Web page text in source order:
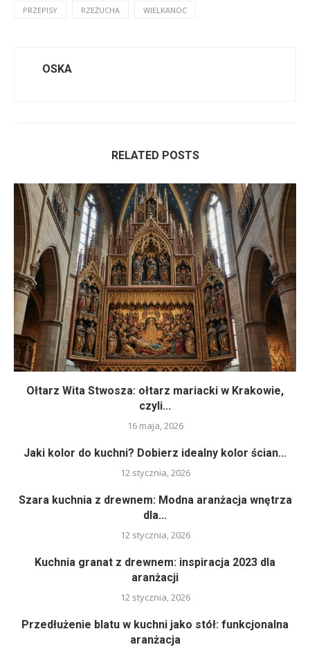
PRZEPISY RZEŻUCHA WIELKANOC
OSKA
RELATED POSTS
Ołtarz Wita Stwosza: ołtarz mariacki w Krakowie,
czyli...
16 maja, 2026
Jaki kolor do kuchni? Dobierz idealny kolor ścian...
12 stycznia, 2026
Szara kuchnia z drewnem: Modna aranżacja wnętrza
dla...
12 stycznia, 2026
Kuchnia granat z drewnem: inspiracja 2023 dla
aranżacji
12 stycznia, 2026
Przedłużenie blatu w kuchni jako stół: funkcjonalna
aranżacja